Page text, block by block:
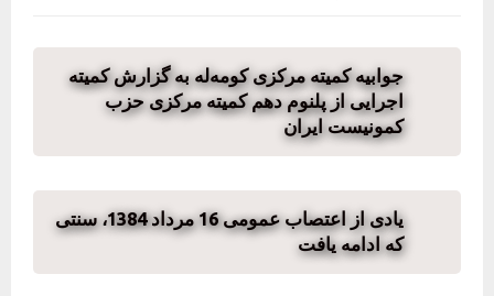
جوابیە کمیتە مرکزی کومەلە بە گزارش کمیتە
اجرایی از پلنوم دهم کمیته مرکزی حزب
کمونیست ایران
یادی از اعتصاب عمومی 16 مرداد 1384، سنتی
که ادامه یافت